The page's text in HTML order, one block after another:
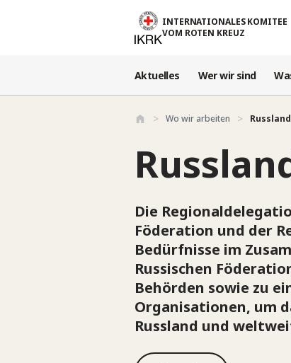
INTERNATIONALES KOMITEE
VOM ROTEN KREUZ
Aktuelles Wer wir sind
Wo wir arbeiten Russland
Die
Föderation und der
Bedürfnisse im
Russischen
Behörden sowie zu
Organisationen, um
Russland und